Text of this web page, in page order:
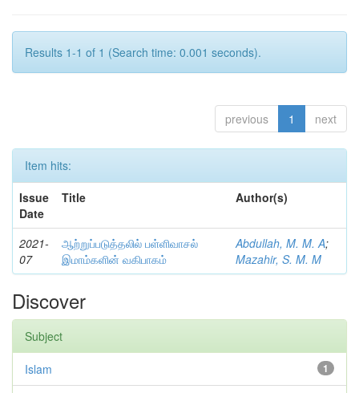
Results 1-1 of 1 (Search time: 0.001 seconds).
previous 1 next
Item hits:
Issue
Date
Title Author(s)
2021-
07
ஆற்றுப்படுத்தலில் பள்ளிவாசல்
இமாம்களின் வகிபாகம்
Abdullah, M. M. A;
Mazahir, S. M. M
Discover
Subject
1
Islam